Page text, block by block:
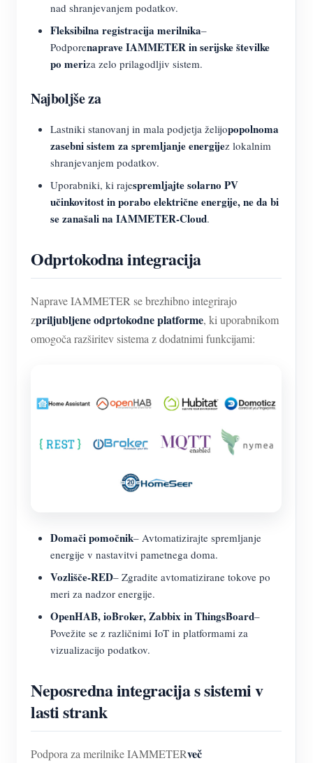
nad shranjevanjem podatkov.
Fleksibilna registracija merilnika–
Podporenaprave IAMMETER in serijske številke
po meriza zelo prilagodljiv sistem.
Najboljše za
Lastniki stanovanj in mala podjetja želijopopolnoma
zasebni sistem za spremljanje energijez lokalnim
shranjevanjem podatkov.
Uporabniki, ki rajespremljajte solarno PV
učinkovitost in porabo električne energije, ne da bi
se zanašali na IAMMETER-Cloud.
Odprtokodna integracija
Naprave IAMMETER se brezhibno integrirajo
zpriljubljene odprtokodne platforme, ki uporabnikom
omogoča razširitev sistema z dodatnimi funkcijami:
Domači pomočnik– Avtomatizirajte spremljanje
energije v nastavitvi pametnega doma.
Vozlišče-RED– Zgradite avtomatizirane tokove po
meri za nadzor energije.
OpenHAB, ioBroker, Zabbix in ThingsBoard–
Povežite se z različnimi IoT in platformami za
vizualizacijo podatkov.
Neposredna integracija s sistemi v
lasti strank
Podpora za merilnike IAMMETERveč